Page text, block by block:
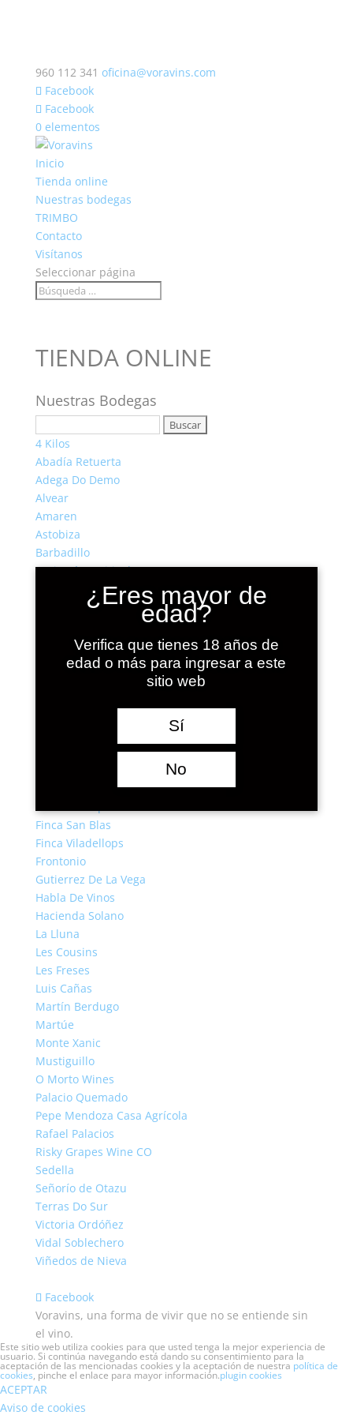
960 112 341 oficina@voravins.com
Facebook
Facebook
0 elementos
Inicio
Tienda online
Nuestras bodegas
TRIMBO
Contacto
Visítanos
Seleccionar página
TIENDA ONLINE
Nuestras Bodegas
4 Kilos
Abadía Retuerta
Adega Do Demo
Alvear
Amaren
Astobiza
Barbadillo
Borja Pérez Viticultor
Camino del Norte
Casa Castillo
Castro Candaz
Celler Del Roure
Domaines Lupier
Finca San Blas
Finca Viladellops
Frontonio
Gutierrez De La Vega
Habla De Vinos
Hacienda Solano
La Lluna
Les Cousins
Les Freses
Luis Cañas
Martín Berdugo
Martúe
Monte Xanic
Mustiguillo
O Morto Wines
Palacio Quemado
Pepe Mendoza Casa Agrícola
Rafael Palacios
Risky Grapes Wine CO
Sedella
Señorío de Otazu
Terras Do Sur
Victoria Ordóñez
Vidal Soblechero
Viñedos de Nieva
Facebook
Voravins, una forma de vivir que no se entiende sin
el vino.
Este sitio web utiliza cookies para que usted tenga la mejor experiencia de
usuario. Si continúa navegando está dando su consentimiento para la
aceptación de las mencionadas cookies y la aceptación de nuestra política de
cookies, pinche el enlace para mayor información.plugin cookies
ACEPTAR
Aviso de cookies
¿Eres mayor de
edad?
Verifica que tienes 18 años de
edad o más para ingresar a este
sitio web
Sí
No